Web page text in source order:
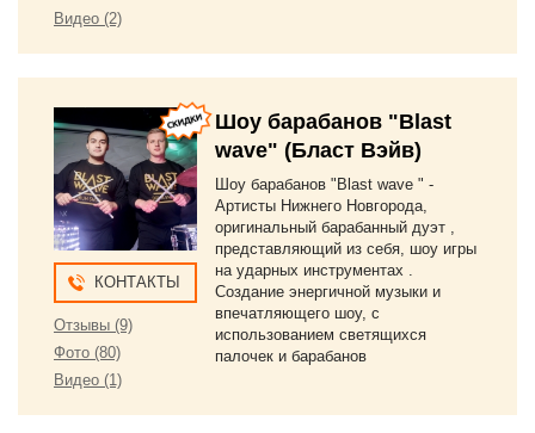
Видео (2)
КОНТАКТЫ
Отзывы (9)
Фото (80)
Видео (1)
Шоу барабанов "Blast
wave" (Бласт Вэйв)
Шоу барабанов "Blast wave " -
Артисты Нижнего Новгорода,
оригинальный барабанный дуэт ,
представляющий из себя, шоу игры
на ударных инструментах .
Создание энергичной музыки и
впечатляющего шоу, с
использованием светящихся
палочек и барабанов